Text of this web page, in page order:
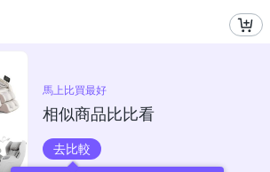
馬上比買最好
相似商品比比看
去比較